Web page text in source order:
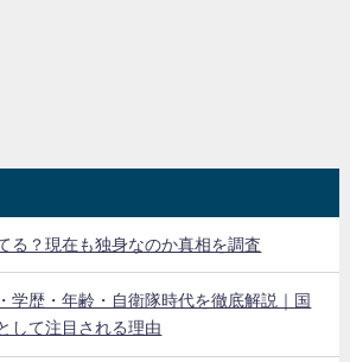
る？現在も独身なのか真相を調査
学歴・年齢・自衛隊時代を徹底解説｜国
して注目される理由